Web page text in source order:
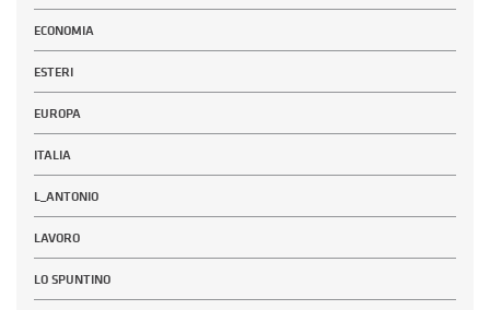
ECONOMIA
ESTERI
EUROPA
ITALIA
L_ANTONIO
LAVORO
LO SPUNTINO